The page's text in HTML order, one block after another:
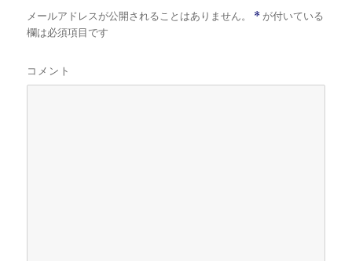
メールアドレスが公開されることはありません。 * が付いている
欄は必須項目です
コメント